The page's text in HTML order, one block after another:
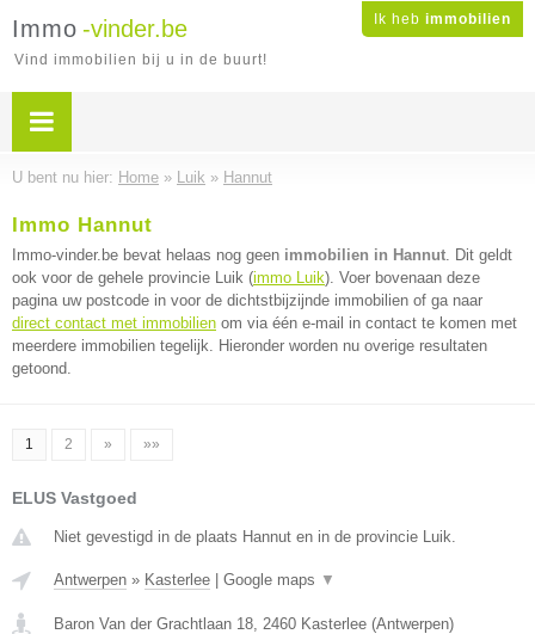
Ik heb immobilien
Immo -vinder.be
Vind immobilien bij u in de buurt!
U bent nu hier: Home » Luik » Hannut
Immo Hannut
Immo-vinder.be bevat helaas nog geen immobilien in Hannut. Dit geldt
ook voor de gehele provincie Luik (immo Luik). Voer bovenaan deze
pagina uw postcode in voor de dichtstbijzijnde immobilien of ga naar
direct contact met immobilien om via één e-mail in contact te komen met
meerdere immobilien tegelijk. Hieronder worden nu overige resultaten
getoond.
1 2 » »»
ELUS Vastgoed
Niet gevestigd in de plaats Hannut en in de provincie Luik.
Antwerpen » Kasterlee Google maps ▼
Baron Van der Grachtlaan 18, 2460 Kasterlee (Antwerpen)